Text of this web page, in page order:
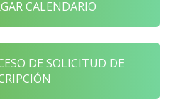
CALENDARIO
DE SOLICITUD DE